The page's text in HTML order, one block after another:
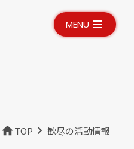
TOP 歓尽の活動情報
MENU